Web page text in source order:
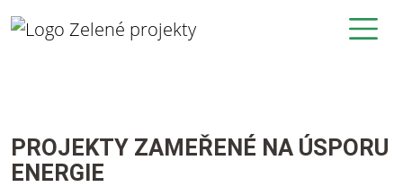
PROJEKTY ZAMEŘENÉ NA ÚSPORU
ENERGIE